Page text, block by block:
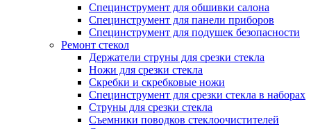
Специнструмент для обшивки салона
Специнструмент для панели приборов
Специнструмент для подушек безопасности
Ремонт стекол
Держатели струны для срезки стекла
Ножи для срезки стекла
Скребки и скребковые ножи
Специнструмент для срезки стекла в наборах
Струны для срезки стекла
Съемники поводков стеклоочистителей